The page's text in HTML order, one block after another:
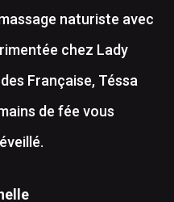
naturiste avec
chez Lady
Française, Téssa
de fée vous